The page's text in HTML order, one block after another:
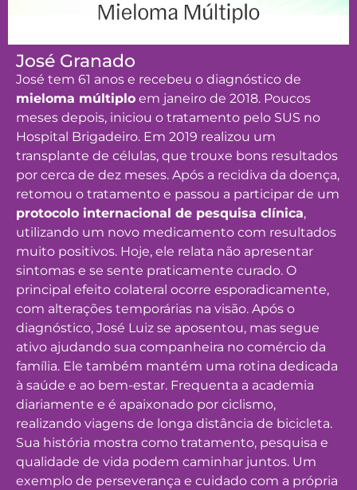
José Granado
José tem 61 anos e recebeu o diagnóstico de
mieloma múltiplo em janeiro de 2018. Poucos
meses depois, iniciou o tratamento pelo SUS no
Hospital Brigadeiro. Em 2019 realizou um
transplante de células, que trouxe bons resultados
por cerca de dez meses. Após a recidiva da doença,
retomou o tratamento e passou a participar de um
protocolo internacional de pesquisa clínica,
utilizando um novo medicamento com resultados
muito positivos. Hoje, ele relata não apresentar
sintomas e se sente praticamente curado. O
principal efeito colateral ocorre esporadicamente,
com alterações temporárias na visão. Após o
diagnóstico, José Luiz se aposentou, mas segue
ativo ajudando sua companheira no comércio da
família. Ele também mantém uma rotina dedicada
à saúde e ao bem-estar. Frequenta a academia
diariamente e é apaixonado por ciclismo,
realizando viagens de longa distância de bicicleta.
Sua história mostra como tratamento, pesquisa e
qualidade de vida podem caminhar juntos. Um
exemplo de perseverança e cuidado com a própria